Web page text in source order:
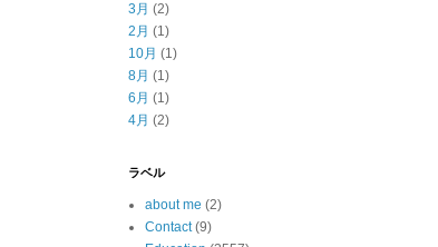
3月 (2)
2月 (1)
10月 (1)
8月 (1)
6月 (1)
4月 (2)
ラベル
about me (2)
Contact (9)